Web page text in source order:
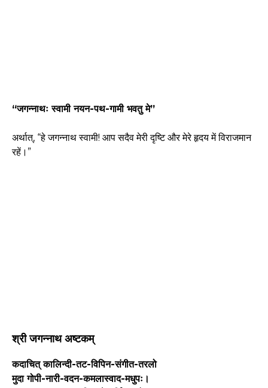
“जगन्नाथः स्वामी नयन-पथ-गामी भवतु मे”
अर्थात्, “हे जगन्नाथ स्वामी! आप सदैव मेरी दृष्टि और मेरे हृदय में विराजमान
रहें।”
श्री जगन्नाथ अष्टकम्
कदाचित् कालिन्दी-तट-विपिन-संगीत-तरलो
मुदा गोपी-नारी-वदन-कमलास्वाद-मधुपः।